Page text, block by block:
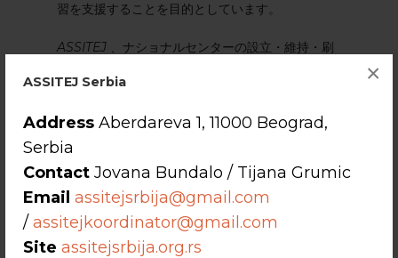
ASSITEJ Serbia
Address Aberdareva 1, 11000 Beograd,
Serbia
Contact Jovana Bundalo / Tijana Grumic
Email assitejsrbija@gmail.com
/assitejkoordinator@gmail.com
Site assitejsrbija.org.rs
×
習を支援することを目的としています。
ASSITEJ 、ナショナルセンターの設立・維持・刷
キット」を作成しました。これは新規センターの
ナショナルセンターの立ち上げ方法を示すととも
に、既存センターが運営を見直し、新たな発想を
得る手段となることを目的としています。